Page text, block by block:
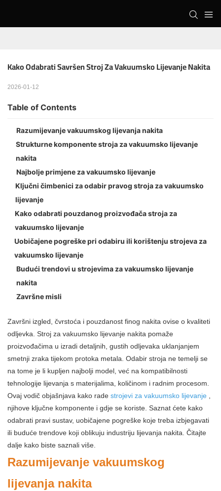
Kako Odabrati Savršen Stroj Za Vakuumsko Lijevanje Nakita
2026-01-12
Table of Contents
Razumijevanje vakuumskog lijevanja nakita
Strukturne komponente stroja za vakuumsko lijevanje
nakita
Najbolje primjene za vakuumsko lijevanje
Ključni čimbenici za odabir pravog stroja za vakuumsko
lijevanje
Kako odabrati pouzdanog proizvođača stroja za
vakuumsko lijevanje
Uobičajene pogreške pri odabiru ili korištenju strojeva za
vakuumsko lijevanje
Budući trendovi u strojevima za vakuumsko lijevanje
nakita
Završne misli
Završni izgled, čvrstoća i pouzdanost finog nakita ovise o kvaliteti
odljevka. Stroj za vakuumsko lijevanje nakita pomaže
proizvođačima u izradi detaljnih, gustih odljevaka uklanjanjem
smetnji zraka tijekom protoka metala. Odabir stroja ne temelji se
na tome je li kupljen najbolji model, već na kompatibilnosti
tehnologije lijevanja s materijalima, količinom i radnim procesom.
Ovaj vodič objašnjava kako rade strojevi za vakuumsko lijevanje ,
njihove ključne komponente i gdje se koriste. Saznat ćete kako
odabrati pravi sustav, uobičajene pogreške koje treba izbjegavati
ili buduće trendove koji oblikuju industriju lijevanja nakita. Čitajte
dalje kako biste saznali više.
Razumijevanje vakuumskog
lijevanja nakita